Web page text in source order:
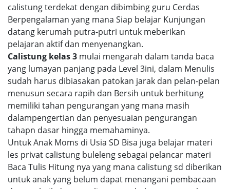
calistung terdekat dengan dibimbing guru Cerdas
Berpengalaman yang mana Siap belajar Kunjungan
datang kerumah putra-putri untuk meberikan
pelajaran aktif dan menyenangkan.
Calistung kelas 3 mulai mengarah dalam tanda baca
yang lumayan panjang pada Level 3ini, dalam Menulis
sudah harus dibiasakan patokan jarak dan pelan-pelan
menusun secara rapih dan Bersih untuk berhitung
memiliki tahan pengurangan yang mana masih
dalampengertian dan penyesuaian pengurangan
tahapn dasar hingga memahaminya.
Untuk Anak Moms di Usia SD Bisa juga belajar materi
les privat calistung buleleng sebagai pelancar materi
Baca Tulis Hitung nya yang mana calistung sd diberikan
untuk anak yang belum dapat menangani pembacaan